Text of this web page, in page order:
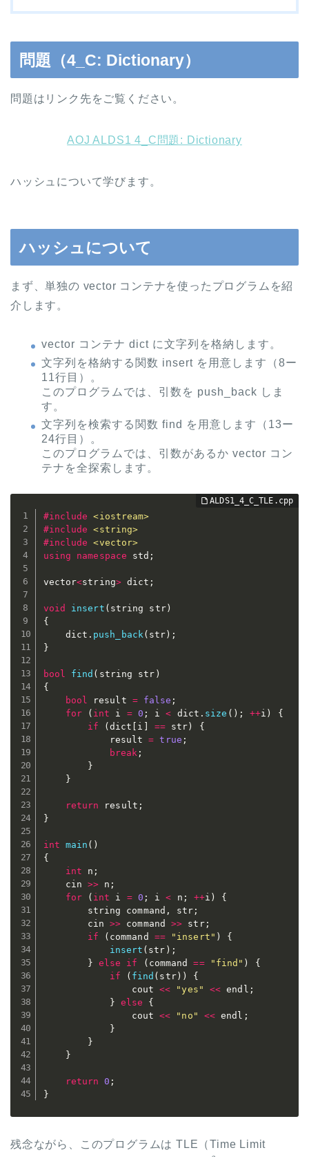
問題（4_C: Dictionary）
問題はリンク先をご覧ください。
AOJ ALDS1 4_C問題: Dictionary
ハッシュについて学びます。
ハッシュについて
まず、単独の vector コンテナを使ったプログラムを紹
介します。
vector コンテナ dict に文字列を格納します。
文字列を格納する関数 insert を用意します（8ー
11行目）。
このプログラムでは、引数を push_back しま
す。
文字列を検索する関数 find を用意します（13ー
24行目）。
このプログラムでは、引数があるか vector コン
テナを全探索します。
#include
<iostream>
#include
<string>
#include
<vector>
using
namespace std ;
vector<string> dict ;
void insert ( string str)
{
	dict
. push_back ( str ) ;
}
bool find ( string str )
{
bool
result = false ;
for
( int i = 0 ; i < dict . size ( ) ; ++i )
{
if
( dict i == str )
{
			result
= true ;
break ;
}
}
return result ;
}
int main ( )
{
int n ;
	cin
>> n ;
for
( int i = 0 ; i < n ; ++i )
{
		string command
, str ;
		cin
>> command >> str;
if
( command == "insert" )
{
insert ( str ) ;
} else if ( command == "find" )
{
if
( find ( str) )
{
				cout
<< "yes" << endl ;
} else
{
				cout
<< "no" << endl ;
}
}
}
return 0 ;
}
残念ながら、このプログラムは TLE（Time Limit